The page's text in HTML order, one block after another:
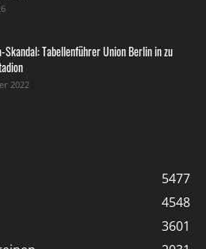
Skandal: Tabellenführer Union Berlin in zu
2022
5477
4548
3601